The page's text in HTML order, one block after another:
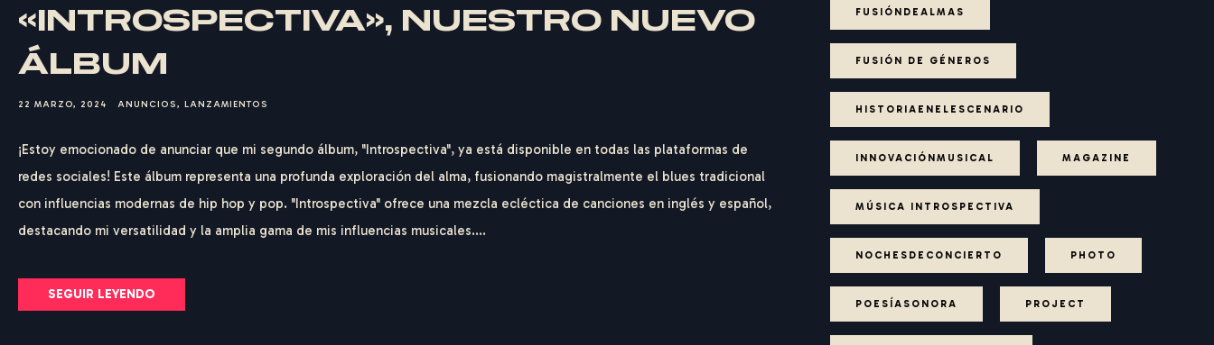
«INTROSPECTIVA», NUESTRO NUEVO
ÁLBUM
22 MARZO, 2024 ANUNCIOS, LANZAMIENTOS
¡Estoy emocionado de anunciar que mi segundo álbum, "Introspectiva", ya está disponible en todas las plataformas de
redes sociales! Este álbum representa una profunda exploración del alma, fusionando magistralmente el blues tradicional
con influencias modernas de hip hop y pop. "Introspectiva" ofrece una mezcla ecléctica de canciones en inglés y español,
destacando mi versatilidad y la amplia gama de mis influencias musicales....
SEGUIR LEYENDO
FUSIÓNDEALMAS
FUSIÓN DE GÉNEROS
HISTORIAENELESCENARIO
INNOVACIÓNMUSICAL MAGAZINE
MÚSICA INTROSPECTIVA
NOCHESDECONCIERTO PHOTO
POESÍASONORA PROJECT